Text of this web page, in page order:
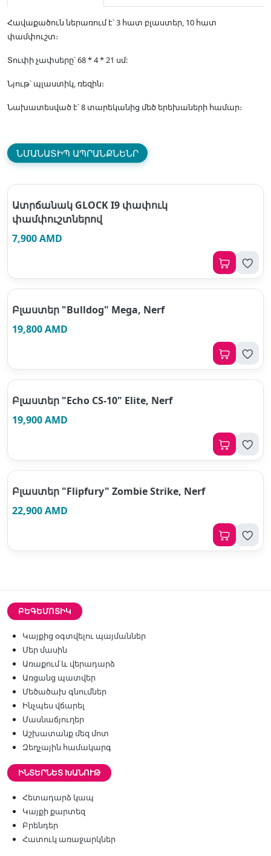
Հավաքածուն ներառում է՝ 3 հատ բլաստեր, 10 հատ
փամփուշտ։
Տուփի չափսերը՝ 68 * 4 * 21 սմ:
Նյութ՝ պլաստիկ, ռեզին։
Նախատեսված է՝ 8 տարեկանից մեծ երեխաների համար։
ՆՄԱՆԱՏԻՊ ԱՊՐԱՆՔՆԵՆՐ
Ատրճանակ GLOCK I9 փափուկ
փամփուշտներով
7,900 AMD
Բլաստեր "Bulldog" Mega, Nerf
19,800 AMD
Բլաստեր "Echo CS-10" Elite, Nerf
19,900 AMD
Բլաստեր "Flipfury" Zombie Strike, Nerf
22,900 AMD
ԲԵԳԵՄՈՏԻԿ
Կայքից օգտվելու պայմաններ
Մեր մասին
Առաքում և վերադարձ
Առցանց պատվեր
Մեծածախ գնումներ
Ինչպես վճարել
Մասնաճյուղեր
Աշխատանք մեզ մոտ
Զեղչային համակարգ
ԻՆՏԵՐՆԵՏ ԽԱՆՈՒԹ
Հետադարձ կապ
Կայքի քարտեզ
Բրենդեր
Հատուկ առաջարկներ